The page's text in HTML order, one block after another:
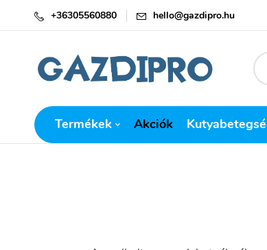
+36305560880 hello@gazdipro.hu
Termékek Akciók